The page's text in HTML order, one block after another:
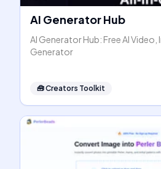
AI Generator Hub
AI Generator Hub: Free AI Video,
Generator
🧰Creators Toolkit